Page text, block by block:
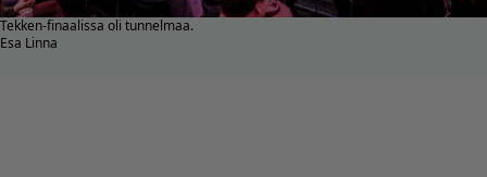
Tekken-finaalissa oli tunnelmaa.
Esa Linna